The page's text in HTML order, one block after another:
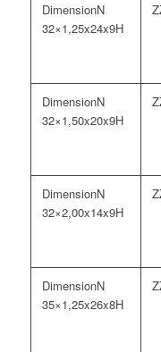
N
32×1,25x24x9H
N
32×1,50x20x9H
N
32×2,00x14x9H
N
35×1,25x26x8H